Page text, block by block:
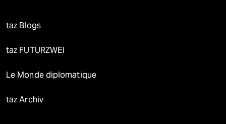
taz Blogs
taz FUTURZWEI
Le Monde diplomatique
taz Archiv